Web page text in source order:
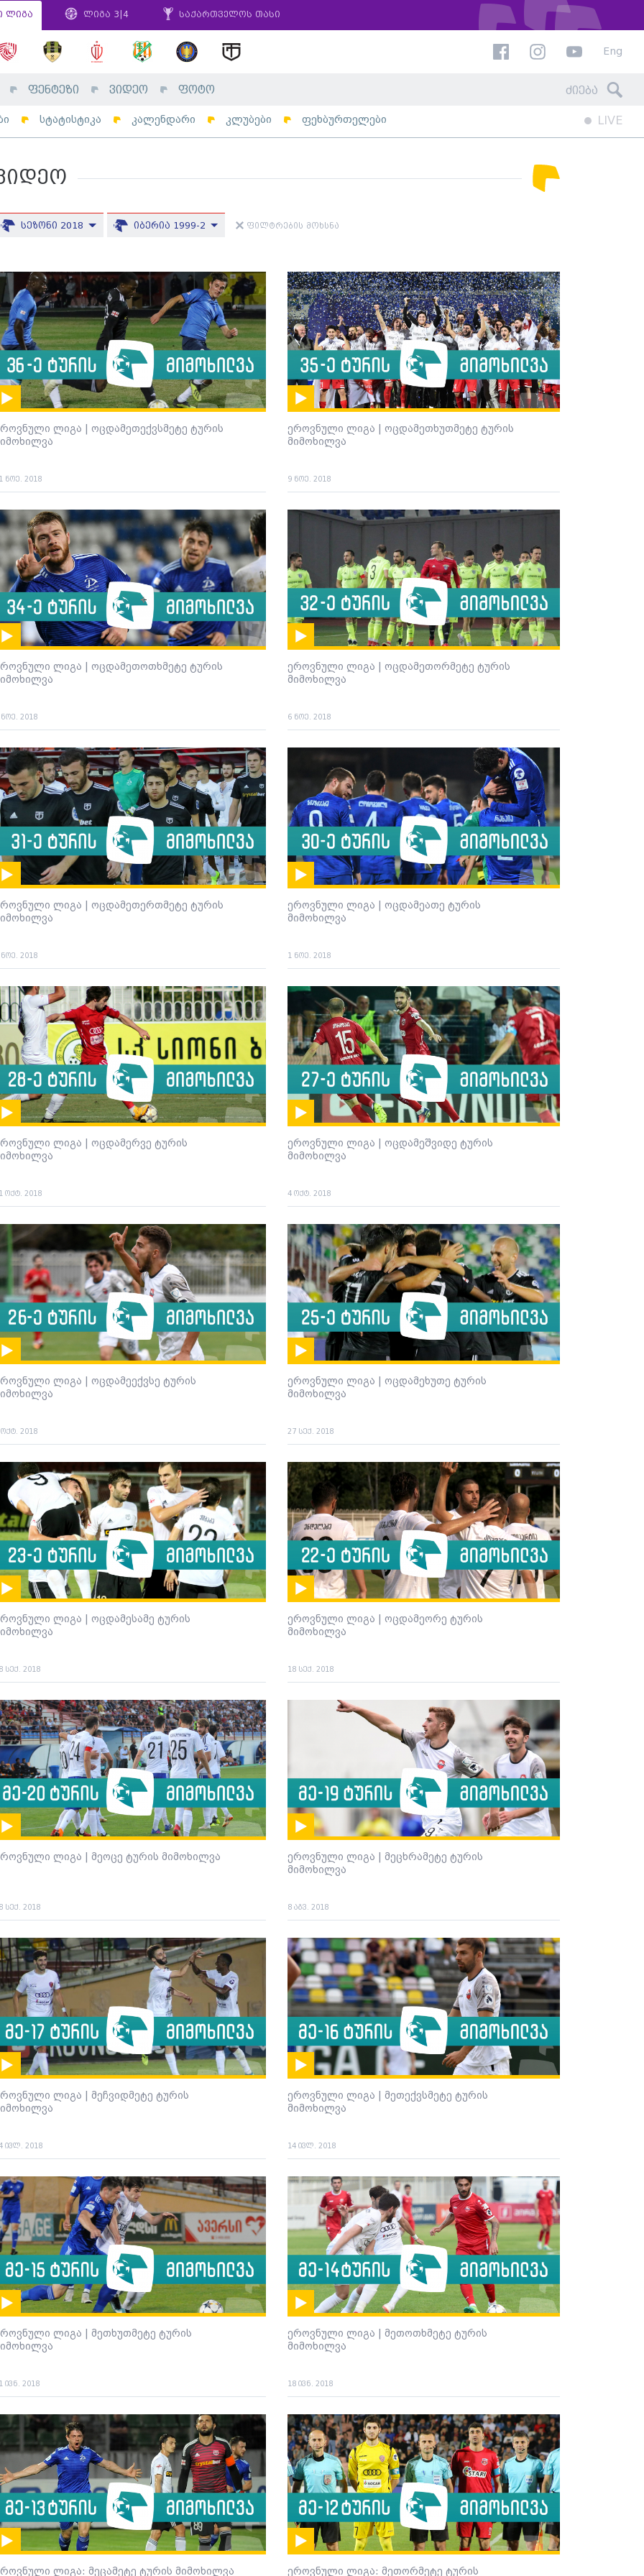
ლიგა ლიგა 3|4 საქართველოს თასი
Eng
ფენტეზი ვიდეო ფოტო
სტატისტიკა კალენდარი კლუბები ფეხბურთელები LIVE
სეზონი 2018 იბერია 1999-2 ფილტრების მოხსნა
ლიგა | ოცდამეთექვსმეტე ტურის
ნოე. 2018
ეროვნული ლიგა | ოცდამეთხუთმეტე ტურის
მიმოხილვა
9 ნოე. 2018
ლიგა | ოცდამეთოთხმეტე ტურის
ნოე. 2018
ეროვნული ლიგა | ოცდამეთორმეტე ტურის
მიმოხილვა
6 ნოე. 2018
ლიგა | ოცდამეთერთმეტე ტურის
ნოე. 2018
ეროვნული ლიგა | ოცდამეათე ტურის
მიმოხილვა
1 ნოე. 2018
ლიგა | ოცდამერვე ტურის
ოქტ. 2018
ეროვნული ლიგა | ოცდამეშვიდე ტურის
მიმოხილვა
4 ოქტ. 2018
ლიგა | ოცდამეექვსე ტურის
ოქტ. 2018
ეროვნული ლიგა | ოცდამეხუთე ტურის
მიმოხილვა
27 სექ. 2018
ლიგა | ოცდამესამე ტურის
სექ. 2018
ეროვნული ლიგა | ოცდამეორე ტურის
მიმოხილვა
18 სექ. 2018
ლიგა | მეოცე ტურის მიმოხილვა
სექ. 2018
ეროვნული ლიგა | მეცხრამეტე ტურის
მიმოხილვა
8 აგვ. 2018
ლიგა | მეჩვიდმეტე ტურის
ივლ. 2018
ეროვნული ლიგა | მეთექვსმეტე ტურის
მიმოხილვა
14 ივლ. 2018
ლიგა | მეთხუთმეტე ტურის
ივნ. 2018
ეროვნული ლიგა | მეთოთხმეტე ტურის
მიმოხილვა
18 ივნ. 2018
ლიგა: მეცამეტე ტურის მიმოხილვა ეროვნული ლიგა: მეთორმეტე ტურის